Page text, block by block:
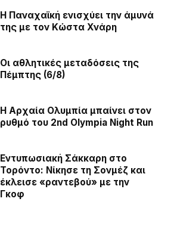
Η Παναχαϊκή ενισχύει την άμυνά
της με τον Κώστα Χνάρη
Οι αθλητικές μεταδόσεις της
Πέμπτης (6/8)
Η Αρχαία Ολυμπία μπαίνει στον
ρυθμό του 2nd Olympia Night Run
Εντυπωσιακή Σάκκαρη στο
Τορόντο: Νίκησε τη Σονμέζ και
έκλεισε «ραντεβού» με την
Γκοφ